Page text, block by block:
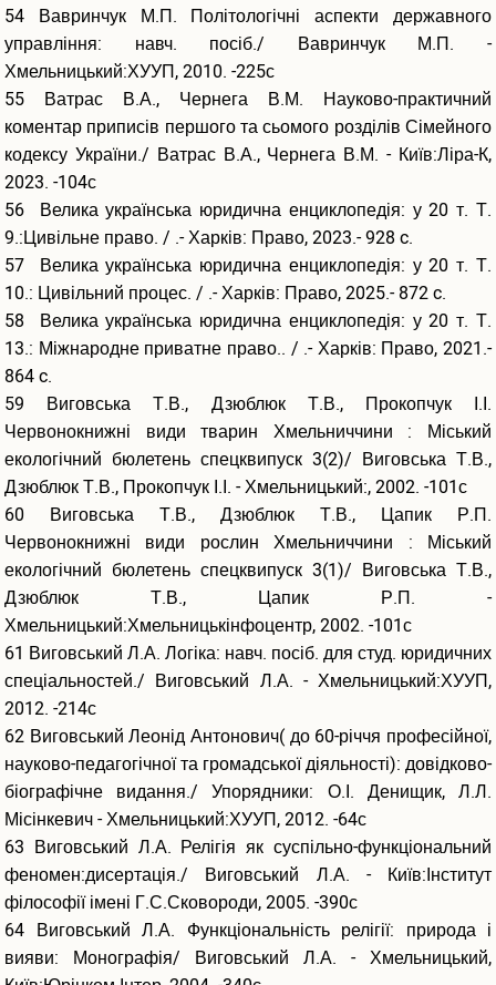
54 Вавринчук М.П. Політологічні аспекти державного
управління: навч. посіб./ Вавринчук М.П. -
Хмельницький:ХУУП, 2010. -225с
55 Ватрас В.А., Чернега В.М. Науково-практичний
коментар приписів першого та сьомого розділів Сімейного
кодексу України./ Ватрас В.А., Чернега В.М. - Київ:Ліра-К,
2023. -104с
56 Велика українська юридична енциклопедія: у 20 т. Т.
9.:Цивільне право. / .- Харків: Право, 2023.- 928 c.
57 Велика українська юридична енциклопедія: у 20 т. Т.
10.: Цивільний процес. / .- Харків: Право, 2025.- 872 c.
58 Велика українська юридична енциклопедія: у 20 т. Т.
13.: Міжнародне приватне право.. / .- Харків: Право, 2021.-
864 c.
59 Виговська Т.В., Дзюблюк Т.В., Прокопчук І.І.
Червонокнижні види тварин Хмельниччини : Міський
екологічний бюлетень спецквипуск 3(2)/ Виговська Т.В.,
Дзюблюк Т.В., Прокопчук І.І. - Хмельницький:, 2002. -101с
60 Виговська Т.В., Дзюблюк Т.В., Цапик Р.П.
Червонокнижні види рослин Хмельниччини : Міський
екологічний бюлетень спецквипуск 3(1)/ Виговська Т.В.,
Дзюблюк Т.В., Цапик Р.П. -
Хмельницький:Хмельницькінфоцентр, 2002. -101с
61 Виговський Л.А. Логіка: навч. посіб. для студ. юридичних
спеціальностей./ Виговський Л.А. - Хмельницький:ХУУП,
2012. -214с
62 Виговський Леонід Антонович( до 60-річчя професійної,
науково-педагогічної та громадської діяльності): довідково-
біографічне видання./ Упорядники: О.І. Денищик, Л.Л.
Місінкевич - Хмельницький:ХУУП, 2012. -64с
63 Виговський Л.А. Релігія як суспільно-функціональний
феномен:дисертація./ Виговський Л.А. - Київ:Інститут
філософії імені Г.С.Сковороди, 2005. -390с
64 Виговський Л.А. Функціональність релігії: природа і
вияви: Монографія/ Виговський Л.А. - Хмельницький,